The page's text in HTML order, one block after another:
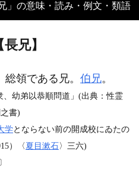
兄」の意味・読み・例文・類語
長兄】
領である兄。 伯兄。
幼弟以恭順問道」(出典：性霊
書)
学とならない前の開成校にゐたの
）〈夏目漱石〉三六)